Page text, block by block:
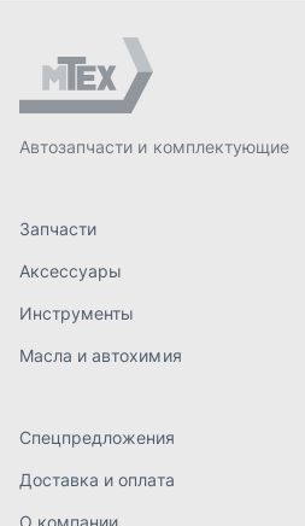
Масла и автохимия
Спецпредложения
Доставка и оплата
Контакты
order@mteh74.ru
+7 (904) 945-52-55